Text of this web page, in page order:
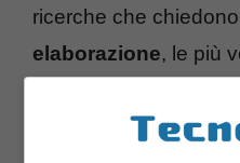
ricerche che
elaborazione, le più
euragani,